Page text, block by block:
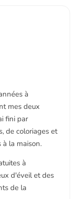
à
mes deux
fini par
de coloriages et
la maison.
à
d'éveil et des
de la